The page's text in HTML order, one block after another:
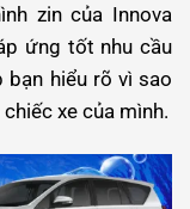
zin của Innova
ứng tốt nhu cầu
hiểu rõ vì sao
xe của mình.